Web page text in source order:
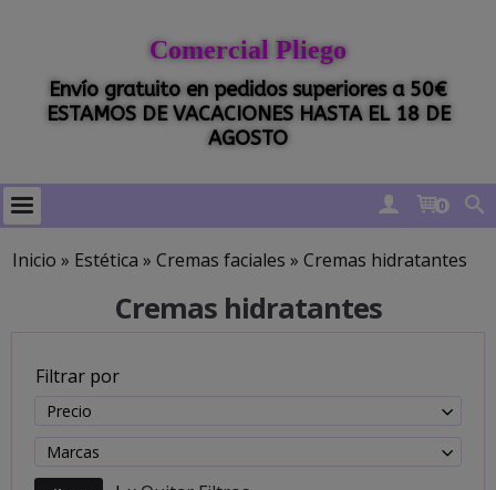
Comercial Pliego
Envío gratuito en pedidos superiores a 50€
ESTAMOS DE VACACIONES HASTA EL 18 DE
AGOSTO
0
Inicio » Estética » Cremas faciales » Cremas hidratantes
Cremas hidratantes
Filtrar por
Precio
Marcas